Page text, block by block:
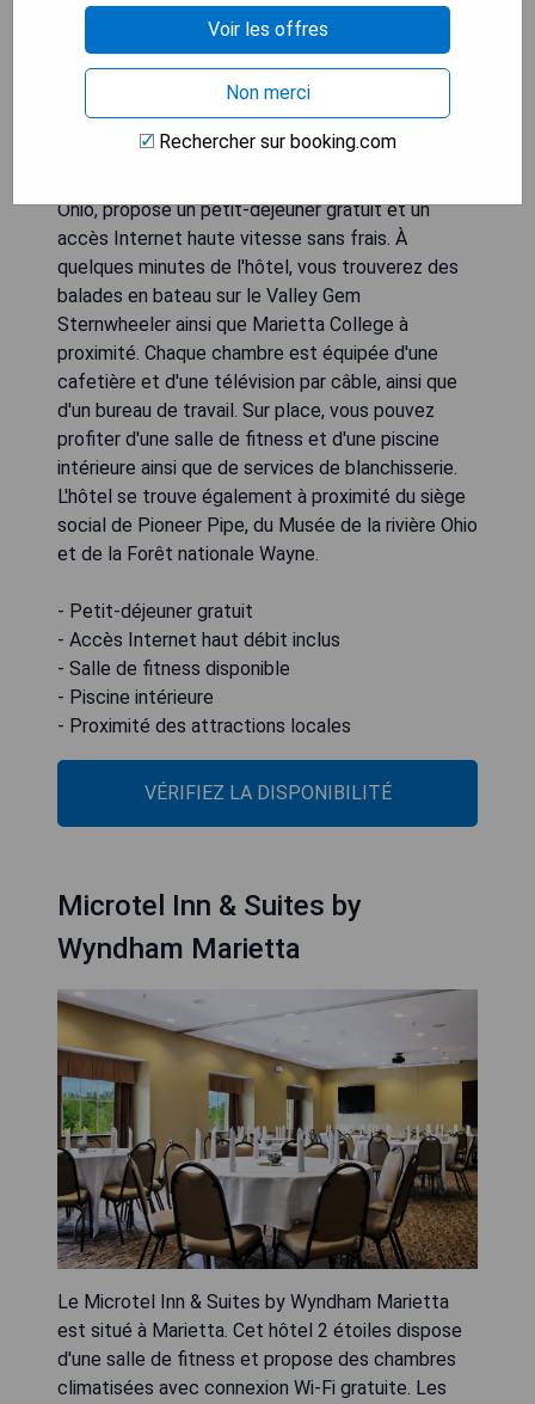
Ohio, propose un petit-déjeuner gratuit et un
accès Internet haute vitesse sans frais. À
quelques minutes de l'hôtel, vous trouverez des
balades en bateau sur le Valley Gem
Sternwheeler ainsi que Marietta College à
proximité. Chaque chambre est équipée d'une
cafetière et d'une télévision par câble, ainsi que
d'un bureau de travail. Sur place, vous pouvez
profiter d'une salle de fitness et d'une piscine
intérieure ainsi que de services de blanchisserie.
L'hôtel se trouve également à proximité du siège
social de Pioneer Pipe, du Musée de la rivière Ohio
et de la Forêt nationale Wayne.
- Petit-déjeuner gratuit
- Accès Internet haut débit inclus
- Salle de fitness disponible
- Piscine intérieure
- Proximité des attractions locales
VÉRIFIEZ LA DISPONIBILITÉ
Microtel Inn & Suites by
Wyndham Marietta
Le Microtel Inn & Suites by Wyndham Marietta
est situé à Marietta. Cet hôtel 2 étoiles dispose
d'une salle de fitness et propose des chambres
climatisées avec connexion Wi-Fi gratuite. Les
Voir les offres
Non merci
Rechercher sur booking.com